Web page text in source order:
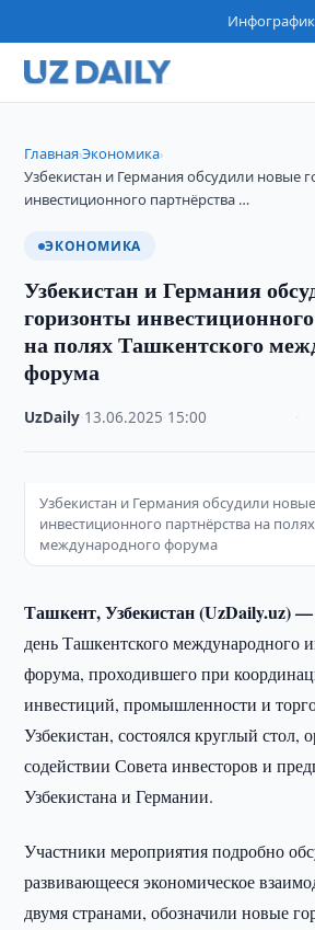
Главная›Экономика›
Узбекистан и Германия обсудили новые
инвестиционного партнёрства …
ЭКОНОМИКА
Узбекистан и Германия
горизонты
на полях Ташкентского
форума
UzDaily 13.06.2025 15:00
Узбекистан и Германия обсудили
инвестиционного партнёрства на
международного форума
Ташкент, Узбекистан (UzDaily.uz)
день Ташкентского международного
форума, проходившего при
инвестиций, промышленности и
Узбекистан, состоялся круглый стол,
содействии Совета инвесторов и
Узбекистана и Германии.
Участники мероприятия подробно
развивающееся экономическое
двумя странами, обозначили новые